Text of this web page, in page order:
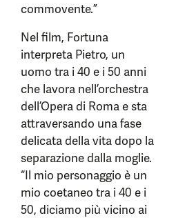
commovente.”
Nel film, Fortuna
interpreta Pietro, un
uomo tra i 40 e i 50 anni
che lavora nell’orchestra
dell’Opera di Roma e sta
attraversando una fase
delicata della vita dopo la
separazione dalla moglie.
“Il mio personaggio è un
mio coetaneo tra i 40 e i
50, diciamo più vicino ai